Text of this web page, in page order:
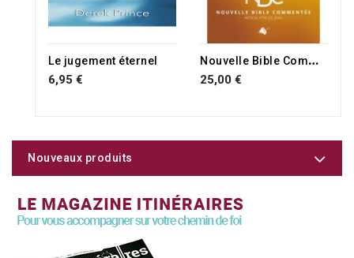
Le jugement éternel
6,95 €
N
ouvelle Bible Commentée : l'Apocalypse
25,00 €
Nouveaux produits